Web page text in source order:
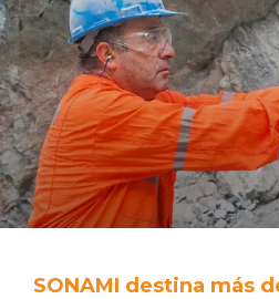
SONAMI destina más